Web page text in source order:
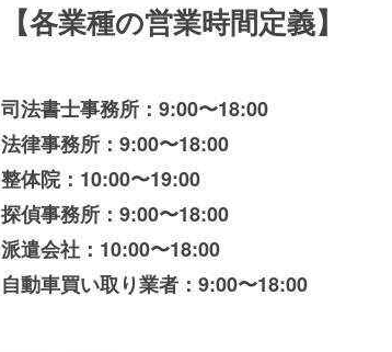
【各業種の営業時間定義】
司法書士事務所：9:00〜18:00
法律事務所：9:00〜18:00
整体院：10:00〜19:00
探偵事務所：9:00〜18:00
派遣会社：10:00〜18:00
自動車買い取り業者：9:00〜18:00